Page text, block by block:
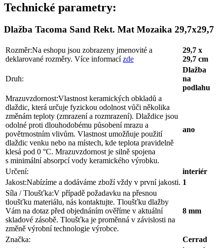
Technické parametry:
Dlažba Tacoma Sand Rekt. Mat Mozaika 29,7x29,7
Rozměr:Na eshopu jsou zobrazeny jmenovité a
deklarované rozměry. Více informacízde
29,7 x
29,7 cm
Druh:
Dlažba
na
podlahu
Mrazuvzdornost:Vlastnost keramických obkladů a
dlaždic, která určuje fyzickou odolnost vůči několika
změnám teploty (zmrazení a rozmrazení). Dlaždice jsou
odolné proti dlouhodobému působení mrazu a
povětrnostním vlivům. Vlastnost umožňuje použití
dlaždic venku nebo na místech, kde teplota pravidelně
klesá pod 0 °C. Mrazuvzdornost je silně spojena
s minimální absorpcí vody keramického výrobku.
ano
Určení:
interiér
Jakost:Nabízíme a dodáváme zboží vždy v první jakosti. 1
Síla / Tloušťka:V případě požadavku na přesnou
tloušťku materiálu, nás kontaktujte. Tloušťku dlažby
Vám na dotaz před objednáním ověříme v aktuální
skladové zásobě. Tloušťka je proměnná v závislosti na
změně výrobní technologie výrobce.
8 mm
Značka:
Cerrad